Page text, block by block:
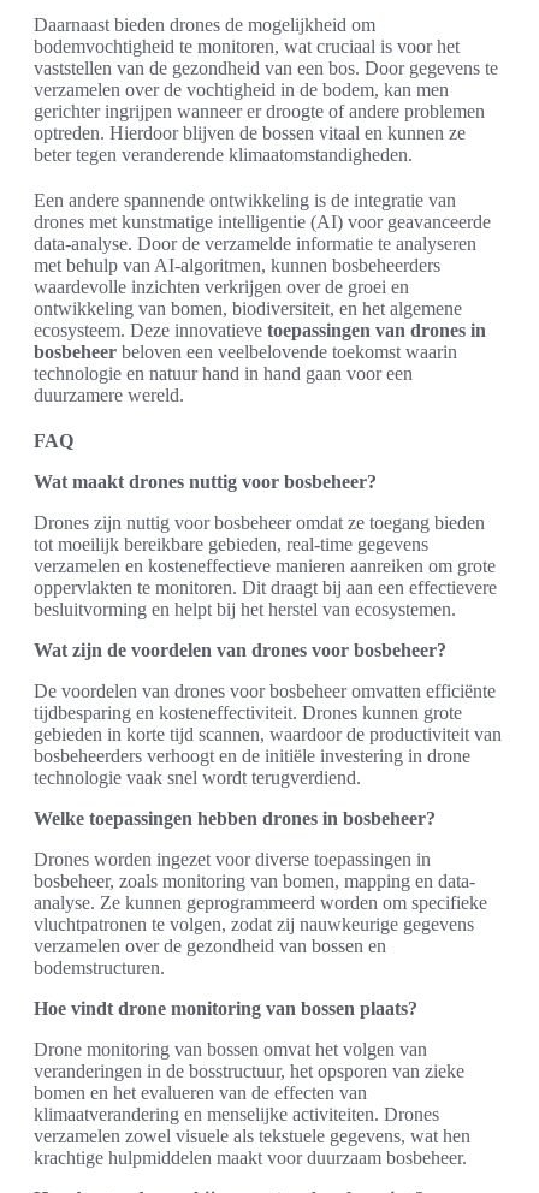
Daarnaast bieden drones de mogelijkheid om
bodemvochtigheid te monitoren, wat cruciaal is voor het
vaststellen van de gezondheid van een bos. Door gegevens te
verzamelen over de vochtigheid in de bodem, kan men
gerichter ingrijpen wanneer er droogte of andere problemen
optreden. Hierdoor blijven de bossen vitaal en kunnen ze
beter tegen veranderende klimaatomstandigheden.
Een andere spannende ontwikkeling is de integratie van
drones met kunstmatige intelligentie (AI) voor geavanceerde
data-analyse. Door de verzamelde informatie te analyseren
met behulp van AI-algoritmen, kunnen bosbeheerders
waardevolle inzichten verkrijgen over de groei en
ontwikkeling van bomen, biodiversiteit, en het algemene
ecosysteem. Deze innovatieve toepassingen van drones in
bosbeheer beloven een veelbelovende toekomst waarin
technologie en natuur hand in hand gaan voor een
duurzamere wereld.
FAQ
Wat maakt drones nuttig voor bosbeheer?
Drones zijn nuttig voor bosbeheer omdat ze toegang bieden
tot moeilijk bereikbare gebieden, real-time gegevens
verzamelen en kosteneffectieve manieren aanreiken om grote
oppervlakten te monitoren. Dit draagt bij aan een effectievere
besluitvorming en helpt bij het herstel van ecosystemen.
Wat zijn de voordelen van drones voor bosbeheer?
De voordelen van drones voor bosbeheer omvatten efficiënte
tijdbesparing en kosteneffectiviteit. Drones kunnen grote
gebieden in korte tijd scannen, waardoor de productiviteit van
bosbeheerders verhoogt en de initiële investering in drone
technologie vaak snel wordt terugverdiend.
Welke toepassingen hebben drones in bosbeheer?
Drones worden ingezet voor diverse toepassingen in
bosbeheer, zoals monitoring van bomen, mapping en data-
analyse. Ze kunnen geprogrammeerd worden om specifieke
vluchtpatronen te volgen, zodat zij nauwkeurige gegevens
verzamelen over de gezondheid van bossen en
bodemstructuren.
Hoe vindt drone monitoring van bossen plaats?
Drone monitoring van bossen omvat het volgen van
veranderingen in de bosstructuur, het opsporen van zieke
bomen en het evalueren van de effecten van
klimaatverandering en menselijke activiteiten. Drones
verzamelen zowel visuele als tekstuele gegevens, wat hen
krachtige hulpmiddelen maakt voor duurzaam bosbeheer.